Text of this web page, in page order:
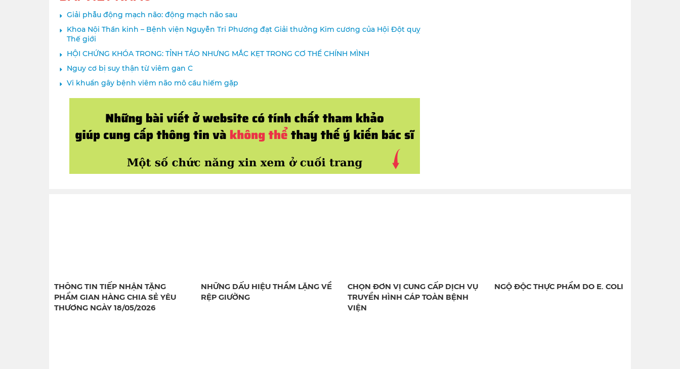
Giải phẫu động mạch não: động mạch não sau
Khoa Nội Thần kinh – Bệnh viện Nguyễn Tri Phương đạt Giải thưởng Kim cương của Hội Đột quỵ
Thế giới
HỘI CHỨNG KHÓA TRONG: TỈNH TÁO NHƯNG MẮC KẸT TRONG CƠ THỂ CHÍNH MÌNH
Nguy cơ bị suy thận từ viêm gan C
Vi khuẩn gây bệnh viêm não mô cầu hiếm gặp
THÔNG TIN TIẾP NHẬN TẶNG
PHẨM GIAN HÀNG CHIA SẺ YÊU
THƯƠNG NGÀY 18/05/2026
NHỮNG DẤU HIỆU THẦM LẶNG VỀ
RỆP GIƯỜNG
CHỌN ĐƠN VỊ CUNG CẤP DỊCH VỤ
TRUYỀN HÌNH CÁP TOÀN BỆNH
VIỆN
NGỘ ĐỘC THỰC PHẨM DO E. COLI